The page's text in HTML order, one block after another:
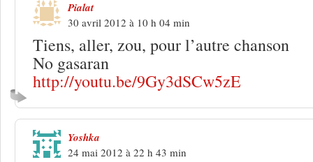
Pialat
30 avril 2012 à 10 h 04 min
Tiens, aller, zou, pour l’autre chanson
No gasaran
http://youtu.be/9Gy3dSCw5zE
Yoshka
24 mai 2012 à 22 h 43 min